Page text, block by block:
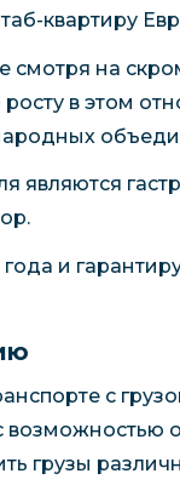
квартиру
смотря на
в этом
и
с
возможностью
грузы